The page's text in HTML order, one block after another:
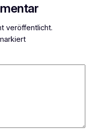
veröffentlicht.